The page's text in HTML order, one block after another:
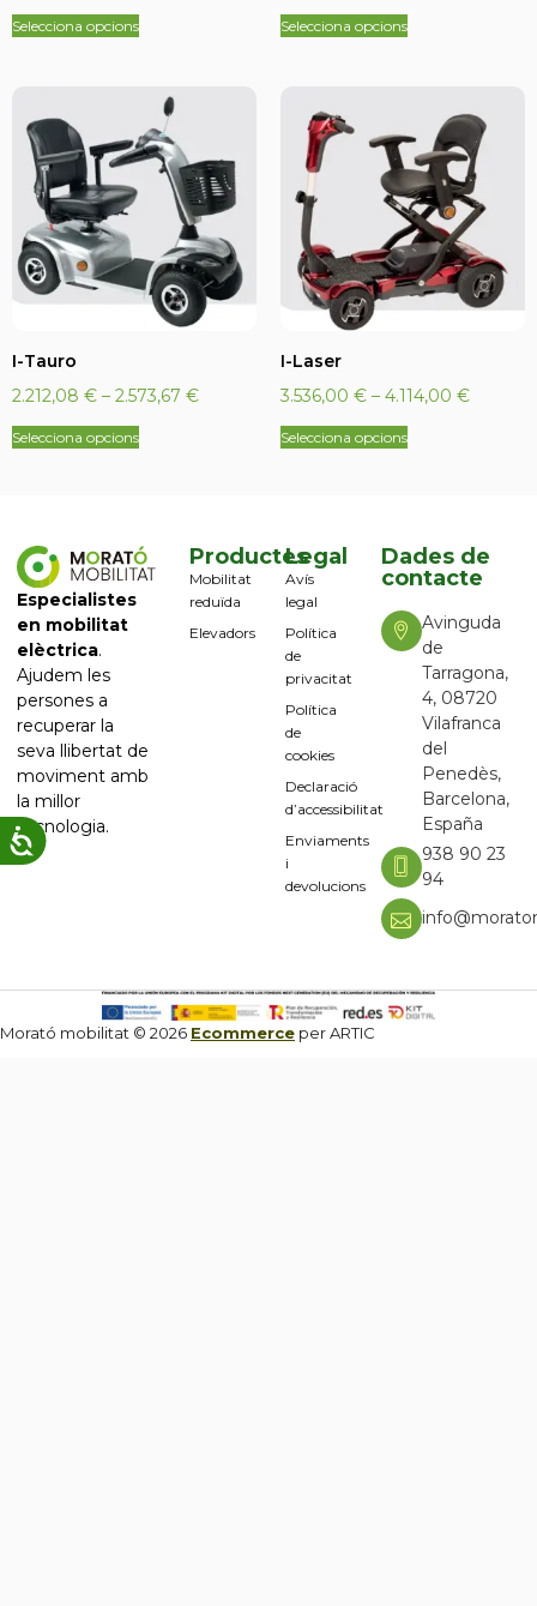
Selecciona opcions Selecciona opcions
I-Tauro
2.212,08 € – 2.573,67 €
Selecciona opcions
I-Laser
3.536,00 € – 4.114,00 €
Selecciona opcions
Especialistes
en mobilitat
elèctrica.
Ajudem les
persones a
recuperar la
seva llibertat de
moviment amb
la millor
tecnologia.
Productes
Mobilitat
reduïda
Elevadors
Legal
Avís
legal
Política
de
privacitat
Política
de
cookies
Declaració
d’accessibilitat
Enviaments
i
devolucions
Dades de
contacte
Avinguda
de
Tarragona,
4, 08720
Vilafranca
del
Penedès,
Barcelona,
España
938 90 23
94
Morató mobilitat © 2026 Ecommerce per ARTIC